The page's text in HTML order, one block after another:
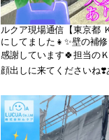
ルクア現場通信【東京都
にしてました👧✨壁の補
感謝しています🍀担当の
顔出しに来てくださいね